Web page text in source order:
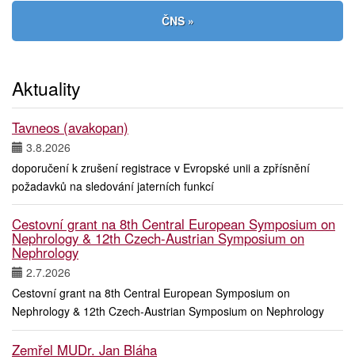
ČNS »
Aktuality
Tavneos (avakopan)
3.8.2026
doporučení k zrušení registrace v Evropské unii a zpřísnění
požadavků na sledování jaterních funkcí
Cestovní grant na 8th Central European Symposium on
Nephrology & 12th Czech-Austrian Symposium on
Nephrology
2.7.2026
Cestovní grant na 8th Central European Symposium on
Nephrology & 12th Czech-Austrian Symposium on Nephrology
Zemřel MUDr. Jan Bláha